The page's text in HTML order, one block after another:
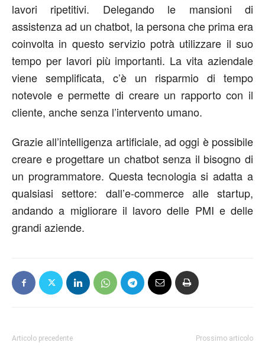
lavori ripetitivi. Delegando le mansioni di
assistenza ad un chatbot, la persona che prima era
coinvolta in questo servizio potrà utilizzare il suo
tempo per lavori più importanti. La vita aziendale
viene semplificata, c’è un risparmio di tempo
notevole e permette di creare un rapporto con il
cliente, anche senza l’intervento umano.
Grazie all’intelligenza artificiale, ad oggi è possibile
creare e progettare un chatbot senza il bisogno di
un programmatore. Questa tecnologia si adatta a
qualsiasi settore: dall’e-commerce alle startup,
andando a migliorare il lavoro delle PMI e delle
grandi aziende.
Articolo precedente Prossimo articolo